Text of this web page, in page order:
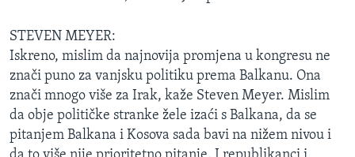
STEVEN MEYER:
Iskreno, mislim da najnovija promjena u kongresu ne
znači puno za vanjsku politiku prema Balkanu. Ona
znači mnogo više za Irak, kaže Steven Meyer. Mislim
da obje političke stranke žele izaći s Balkana, da se
pitanjem Balkana i Kosova sada bavi na nižem nivou i